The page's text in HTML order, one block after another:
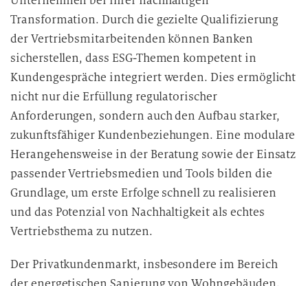
Transformation. Durch die gezielte Qualifizierung
der Vertriebsmitarbeitenden können Banken
sicherstellen, dass ESG-Themen kompetent in
Kundengespräche integriert werden. Dies ermöglicht
nicht nur die Erfüllung regulatorischer
Anforderungen, sondern auch den Aufbau starker,
zukunftsfähiger Kundenbeziehungen. Eine modulare
Herangehensweise in der Beratung sowie der Einsatz
passender Vertriebsmedien und Tools bilden die
Grundlage, um erste Erfolge schnell zu realisieren
und das Potenzial von Nachhaltigkeit als echtes
Vertriebsthema zu nutzen.
Der Privatkundenmarkt, insbesondere im Bereich